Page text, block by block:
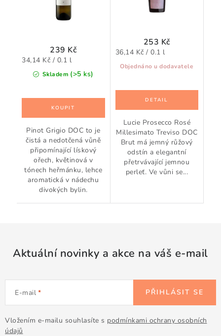
Skladem (>5 ks)
239 Kč
Měrná
cena:
34,14 Kč / 0.1 l
Pinot Grigio DOC to je
čistá a nedotčená vůně
připomínající lískový
ořech, květinová v
tónech heřmánku, lehce
aromatická v nádechu
divokých bylin.
Objednáno u dodavatele
253 Kč
Měrná
cena:
36,14 Kč / 0.1 l
Lucie Prosecco Rosé
Millesimato Treviso DOC
Brut má jemný růžový
odstín a elegantní
přetrvávající jemnou
perleť. Ve vůni se...
Aktuální novinky a akce na váš e-mail
E-mail
Vložením e-mailu souhlasíte s podmínkami ochrany osobních
údajů
PŘIHLÁSIT SE